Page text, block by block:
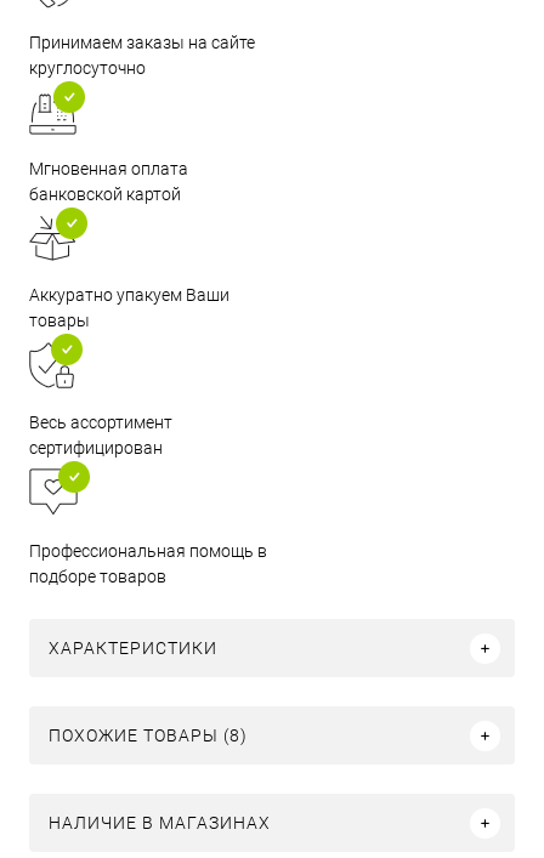
Принимаем заказы на сайте
круглосуточно
Мгновенная оплата
банковской картой
Аккуратно упакуем Ваши
товары
Весь ассортимент
сертифицирован
Профессиональная помощь в
подборе товаров
ХАРАКТЕРИСТИКИ
ПОХОЖИЕ ТОВАРЫ (8)
НАЛИЧИЕ В МАГАЗИНАХ